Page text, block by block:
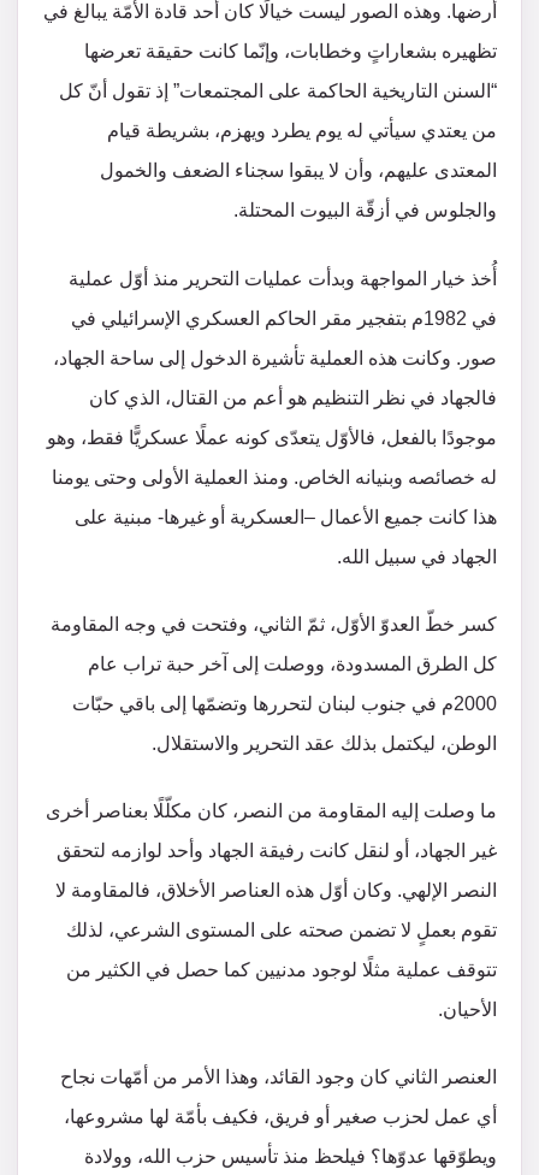
أرضها. وهذه الصور ليست خيالًا كان أحد قادة الأمّة يبالغ في
تظهيره بشعاراتٍ وخطابات، وإنّما كانت حقيقة تعرضها
“السنن التاريخية الحاكمة على المجتمعات” إذ تقول أنّ كل
من يعتدي سيأتي له يوم يطرد ويهزم، بشريطة قيام
المعتدى عليهم، وأن لا يبقوا سجناء الضعف والخمول
والجلوس في أزقّة البيوت المحتلة.
أُخذ خيار المواجهة وبدأت عمليات التحرير منذ أوّل عملية
في 1982م بتفجير مقر الحاكم العسكري الإسرائيلي في
صور. وكانت هذه العملية تأشيرة الدخول إلى ساحة الجهاد،
فالجهاد في نظر التنظيم هو أعم من القتال، الذي كان
موجودًا بالفعل، فالأوّل يتعدّى كونه عملًا عسكريًّا فقط، وهو
له خصائصه وبنيانه الخاص. ومنذ العملية الأولى وحتى يومنا
هذا كانت جميع الأعمال –العسكرية أو غيرها- مبنية على
الجهاد في سبيل الله.
كسر خطّ العدوّ الأوّل، ثمّ الثاني، وفتحت في وجه المقاومة
كل الطرق المسدودة، ووصلت إلى آخر حبة تراب عام
2000م في جنوب لبنان لتحررها وتضمّها إلى باقي حبّات
الوطن، ليكتمل بذلك عقد التحرير والاستقلال.
ما وصلت إليه المقاومة من النصر، كان مكلّلًا بعناصر أخرى
غير الجهاد، أو لنقل كانت رفيقة الجهاد وأحد لوازمه لتحقق
النصر الإلهي. وكان أوّل هذه العناصر الأخلاق، فالمقاومة لا
تقوم بعملٍ لا تضمن صحته على المستوى الشرعي، لذلك
تتوقف عملية مثلًا لوجود مدنيين كما حصل في الكثير من
الأحيان.
العنصر الثاني كان وجود القائد، وهذا الأمر من أمّهات نجاح
أي عمل لحزب صغير أو فريق، فكيف بأمّة لها مشروعها،
ويطوّقها عدوّها؟ فيلحظ منذ تأسيس حزب الله، وولادة